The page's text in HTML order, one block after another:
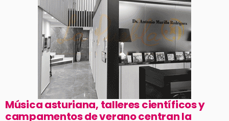
Música asturiana, talleres científicos y
campamentos de verano centran la